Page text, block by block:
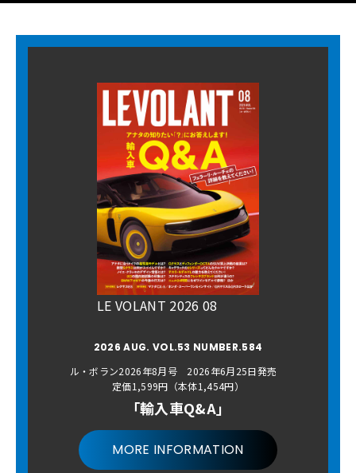
LE VOLANT 2026 08
2026 AUG. VOL.53 NUMBER.584
ル・ボラン2026年8月号 2026年6月25日発売
定価1,599円（本体1,454円）
「輸入車Q&A」
MORE INFORMATION